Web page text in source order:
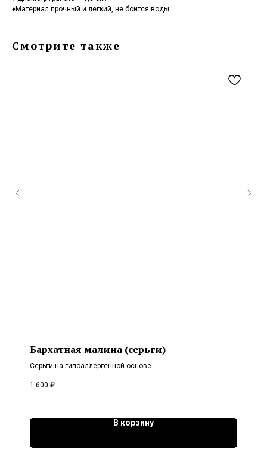
♦Материал прочный и легкий, не боится воды.
Смотрите также
Бархатная малина (серьги)
Серьги на гипоаллергенной основе
1 600 ₽
В корзину